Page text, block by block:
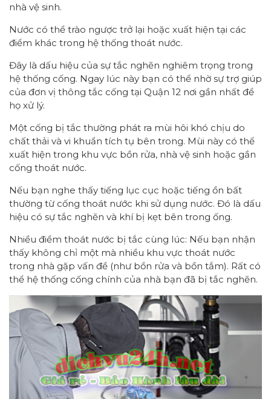
nhà vệ sinh.
Nước có thể trào ngược trở lại hoặc xuất hiện tại các
điểm khác trong hệ thống thoát nước.
Đây là dấu hiệu của sự tắc nghẽn nghiêm trọng trong
hệ thống cống. Ngay lúc này bạn có thể nhờ sự trợ giúp
của đơn vị thông tắc cống tại Quận 12 nơi gần nhất để
họ xử lý.
Một cống bị tắc thường phát ra mùi hôi khó chịu do
chất thải và vi khuẩn tích tụ bên trong. Mùi này có thể
xuất hiện trong khu vực bồn rửa, nhà vệ sinh hoặc gần
cống thoát nước.
Nếu bạn nghe thấy tiếng lục cục hoặc tiếng ồn bất
thường từ cống thoát nước khi sử dụng nước. Đó là dấu
hiệu có sự tắc nghẽn và khí bị kẹt bên trong ống.
Nhiều điểm thoát nước bị tắc cùng lúc: Nếu bạn nhận
thấy không chỉ một mà nhiều khu vực thoát nước
trong nhà gặp vấn đề (như bồn rửa và bồn tắm). Rất có
thể hệ thống cống chính của nhà bạn đã bị tắc nghẽn.